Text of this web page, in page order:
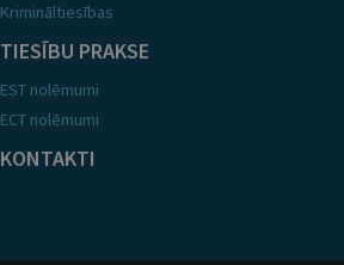
Krimināltiesības
TIESĪBU PRAKSE
EST nolēmumi
ECT nolēmumi
KONTAKTI